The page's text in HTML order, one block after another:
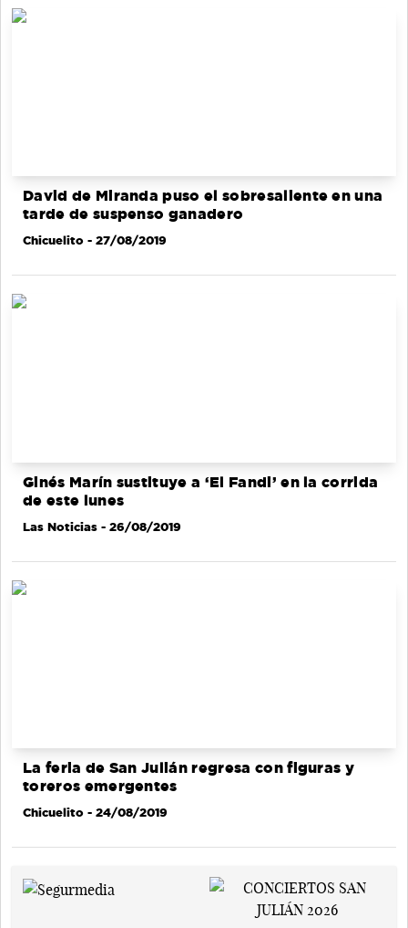
David de Miranda puso el sobresaliente en una
tarde de suspenso ganadero
Chicuelito - 27/08/2019
Ginés Marín sustituye a ‘El Fandi’ en la corrida
de este lunes
Las Noticias - 26/08/2019
La feria de San Julián regresa con figuras y
toreros emergentes
Chicuelito - 24/08/2019